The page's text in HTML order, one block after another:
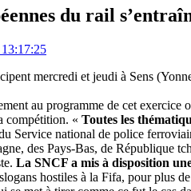
du rail
mercredi et jeudi à Sens
au programme de cet exercice
compétition. « Toutes les
Service national de police
des Pays-Bas, de République
La SNCF a mis à disposition
hostiles à la Fifa, pour plus